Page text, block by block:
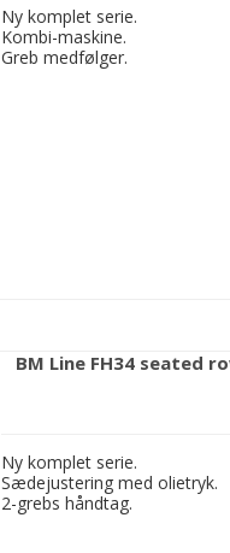
Ny komplet serie.
Kombi-maskine.
Greb medfølger.
BM Line FH34 seated
Ny komplet serie.
Sædejustering med olietryk.
2-grebs håndtag.